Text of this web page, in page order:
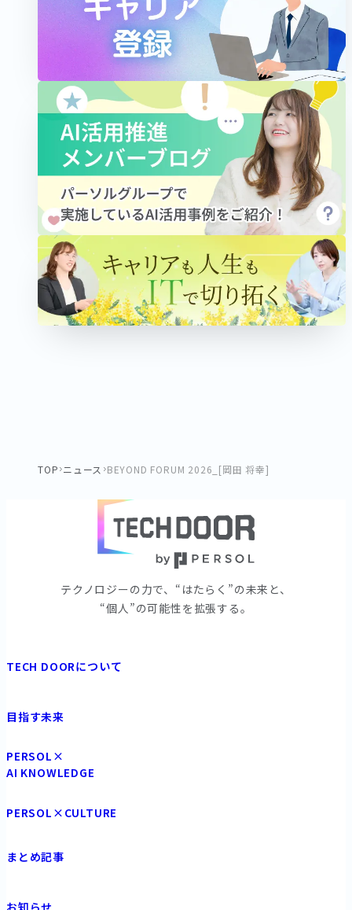
TOP ニュース BEYOND FORUM 2026_[岡田 将幸]
テクノロジーの⼒で、“はたらく”の未来と、
“個⼈”の可能性を拡張する。
TECH DOORについて
目指す未来
PERSOL×
AI KNOWLEDGE
PERSOL×CULTURE
まとめ記事
お知らせ